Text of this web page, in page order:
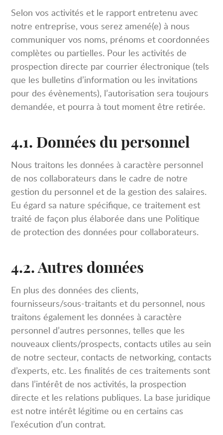
Selon vos activités et le rapport entretenu avec
notre entreprise, vous serez amené(e) à nous
communiquer vos noms, prénoms et coordonnées
complètes ou partielles. Pour les activités de
prospection directe par courrier électronique (tels
que les bulletins d’information ou les invitations
pour des évènements), l’autorisation sera toujours
demandée, et pourra à tout moment être retirée.
4.1. Données du personnel
Nous traitons les données à caractère personnel
de nos collaborateurs dans le cadre de notre
gestion du personnel et de la gestion des salaires.
Eu égard sa nature spécifique, ce traitement est
traité de façon plus élaborée dans une Politique
de protection des données pour collaborateurs.
4.2. Autres données
En plus des données des clients,
fournisseurs/sous-traitants et du personnel, nous
traitons également les données à caractère
personnel d’autres personnes, telles que les
nouveaux clients/prospects, contacts utiles au sein
de notre secteur, contacts de networking, contacts
d’experts, etc. Les finalités de ces traitements sont
dans l’intérêt de nos activités, la prospection
directe et les relations publiques. La base juridique
est notre intérêt légitime ou en certains cas
l’exécution d’un contrat.